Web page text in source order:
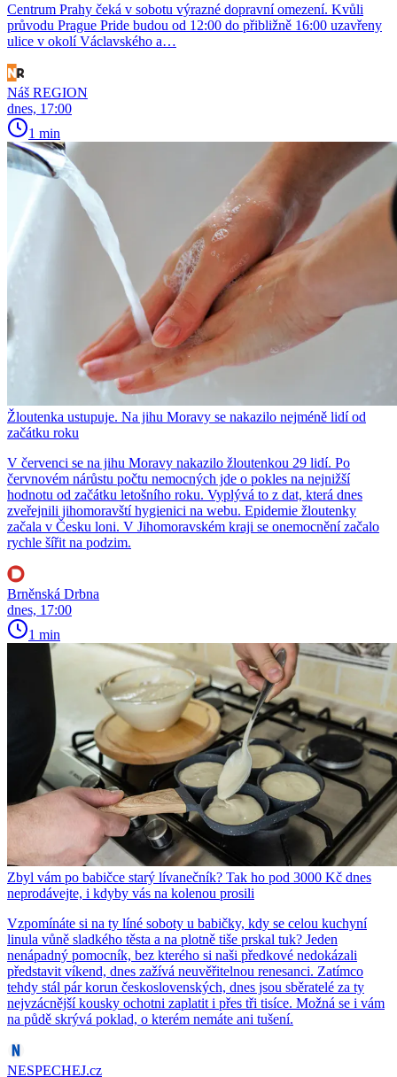
Centrum Prahy čeká v sobotu výrazné dopravní omezení. Kvůli
průvodu Prague Pride budou od 12:00 do přibližně 16:00 uzavřeny
ulice v okolí Václavského a…
Náš REGION
dnes, 17:00
1 min
Žloutenka ustupuje. Na jihu Moravy se nakazilo nejméně lidí od
začátku roku
V červenci se na jihu Moravy nakazilo žloutenkou 29 lidí. Po
červnovém nárůstu počtu nemocných jde o pokles na nejnižší
hodnotu od začátku letošního roku. Vyplývá to z dat, která dnes
zveřejnili jihomoravští hygienici na webu. Epidemie žloutenky
začala v Česku loni. V Jihomoravském kraji se onemocnění začalo
rychle šířit na podzim.
Brněnská Drbna
dnes, 17:00
1 min
Zbyl vám po babičce starý lívanečník? Tak ho pod 3000 Kč dnes
neprodávejte, i kdyby vás na kolenou prosili
Vzpomínáte si na ty líné soboty u babičky, kdy se celou kuchyní
linula vůně sladkého těsta a na plotně tiše prskal tuk? Jeden
nenápadný pomocník, bez kterého si naši předkové nedokázali
představit víkend, dnes zažívá neuvěřitelnou renesanci. Zatímco
tehdy stál pár korun československých, dnes jsou sběratelé za ty
nejvzácnější kousky ochotni zaplatit i přes tři tisíce. Možná se i vám
na půdě skrývá poklad, o kterém nemáte ani tušení.
NESPECHEJ.cz